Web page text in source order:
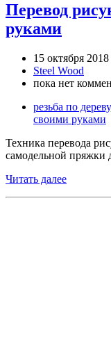
Перевод
руками
15 октября 2018
Steel Wood
пока нет
резьба по дереву
своими руками
Техника перевода
самодельной пряжки
Читать далее